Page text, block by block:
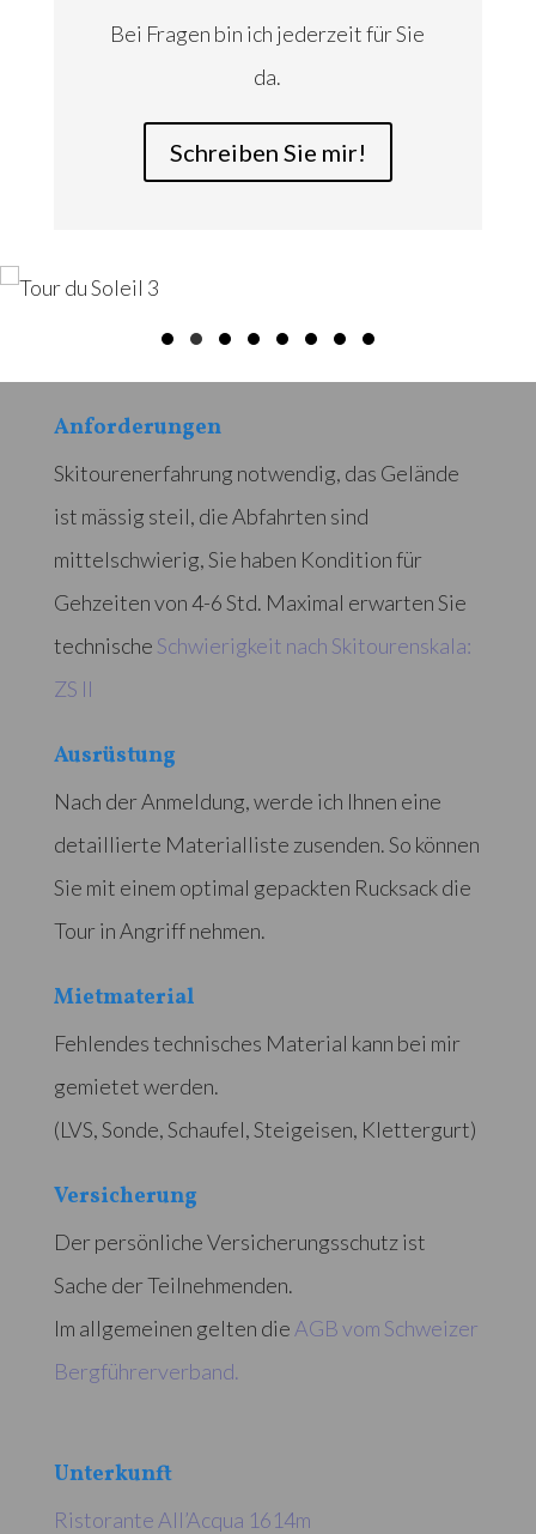
Bei Fragen bin ich jederzeit für Sie
da.
Schreiben Sie mir!
Anforderungen
Skitourenerfahrung notwendig, das Gelände
ist mässig steil, die Abfahrten sind
mittelschwierig, Sie haben Kondition für
Gehzeiten von 4-6 Std. Maximal erwarten Sie
technische Schwierigkeit nach Skitourenskala:
ZS II
Ausrüstung
Nach der Anmeldung, werde ich Ihnen eine
detaillierte Materialliste zusenden. So können
Sie mit einem optimal gepackten Rucksack die
Tour in Angriff nehmen.
Mietmaterial
Fehlendes technisches Material kann bei mir
gemietet werden.
(LVS, Sonde, Schaufel, Steigeisen, Klettergurt)
Versicherung
Der persönliche Versicherungsschutz ist
Sache der Teilnehmenden.
Im allgemeinen gelten die AGB vom Schweizer
Bergführerverband.
Unterkunft
Ristorante All’Acqua 1614m